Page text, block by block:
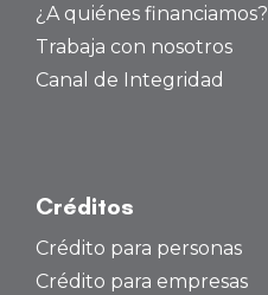
¿A quiénes financiamos?
Trabaja con nosotros
Canal de Integridad
Créditos
Crédito para personas
Crédito para empresas